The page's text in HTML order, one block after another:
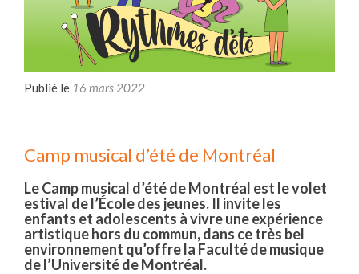
Publié le 16 mars 2022
Camp musical d’été de Montréal
Le Camp musical d’été de Montréal est le volet
estival de l’École des jeunes. Il invite les
enfants et adolescents à vivre une expérience
artistique hors du commun, dans ce très bel
environnement qu’offre la Faculté de musique
de l’Université de Montréal.